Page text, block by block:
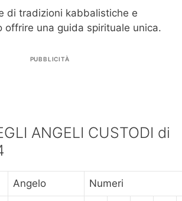
di tradizioni kabbalistiche e
offrire una guida spirituale unica.
PUBBLICITÀ
ANGELI CUSTODI di
Angelo Numeri